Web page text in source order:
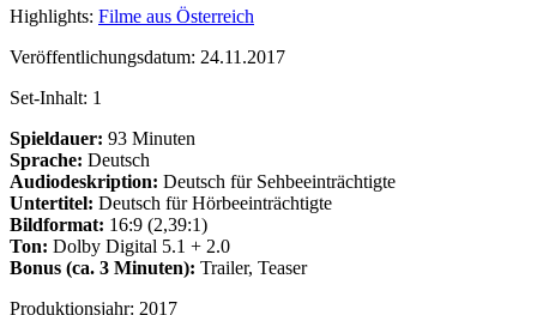
Highlights: Filme aus Österreich
Veröffentlichungsdatum: 24.11.2017
Set-Inhalt: 1
Spieldauer: 93 Minuten
Sprache: Deutsch
Audiodeskription: Deutsch für Sehbeeinträchtigte
Untertitel: Deutsch für Hörbeeinträchtigte
Bildformat: 16:9 (2,39:1)
Ton: Dolby Digital 5.1 + 2.0
Bonus (ca. 3 Minuten): Trailer, Teaser
Produktionsjahr: 2017